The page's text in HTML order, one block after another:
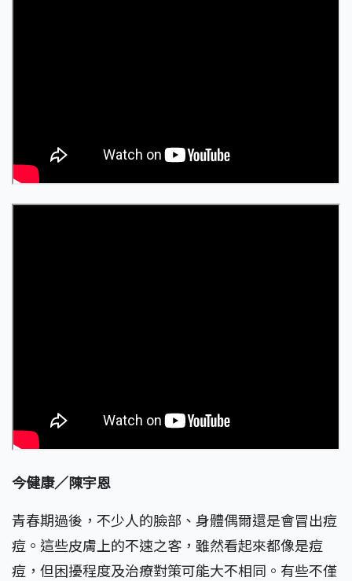
今健康／陳宇恩
青春期過後，不少人的臉部、身體偶爾還是會冒出痘
痘。這些皮膚上的不速之客，雖然看起來都像是痘
痘，但困擾程度及治療對策可能大不相同。有些不僅